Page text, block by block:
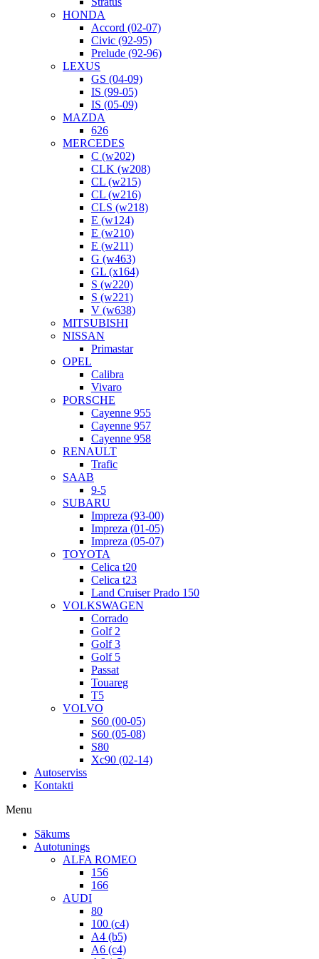
HONDA
Accord (02-07)
Civic (92-95)
Prelude (92-96)
LEXUS
GS (04-09)
IS (99-05)
IS (05-09)
MAZDA
626
MERCEDES
C (w202)
CLK (w208)
CL (w215)
CL (w216)
CLS (w218)
E (w124)
E (w210)
E (w211)
G (w463)
GL (x164)
S (w220)
S (w221)
V (w638)
MITSUBISHI
NISSAN
Primastar
OPEL
Calibra
Vivaro
PORSCHE
Cayenne 955
Cayenne 957
Cayenne 958
RENAULT
Trafic
SAAB
9-5
SUBARU
Impreza (93-00)
Impreza (01-05)
Impreza (05-07)
TOYOTA
Celica t20
Celica t23
Land Cruiser Prado 150
VOLKSWAGEN
Corrado
Golf 2
Golf 3
Golf 5
Passat
Touareg
T5
VOLVO
S60 (00-05)
S60 (05-08)
S80
Xc90 (02-14)
Autoserviss
Kontakti
Menu
Sākums
Autotunings
ALFA ROMEO
156
166
AUDI
80
100 (c4)
A4 (b5)
A6 (c4)